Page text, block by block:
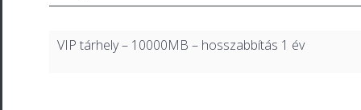
VIP tárhely – 10000MB – hosszabbítás 1 év